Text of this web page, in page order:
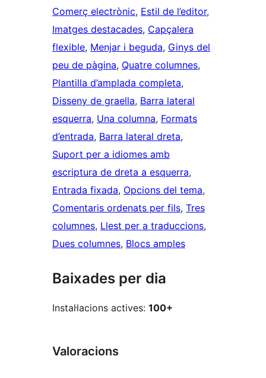
Comerç electrònic, Estil de l’editor
Imatges destacades, Capçalera
flexible, Menjar i beguda, Ginys del
peu de pàgina, Quatre columnes
Plantilla d’amplada completa
Disseny de graella, Barra lateral
esquerra, Una columna, Formats
d’entrada, Barra lateral dreta
Suport per a idiomes amb
escriptura de dreta a esquerra
Entrada fixada, Opcions del tema
Comentaris ordenats per fils, Tres
columnes, Llest per a traduccions
Dues columnes, Blocs amples
Baixades per dia
Instal·lacions actives: 100+
Valoracions